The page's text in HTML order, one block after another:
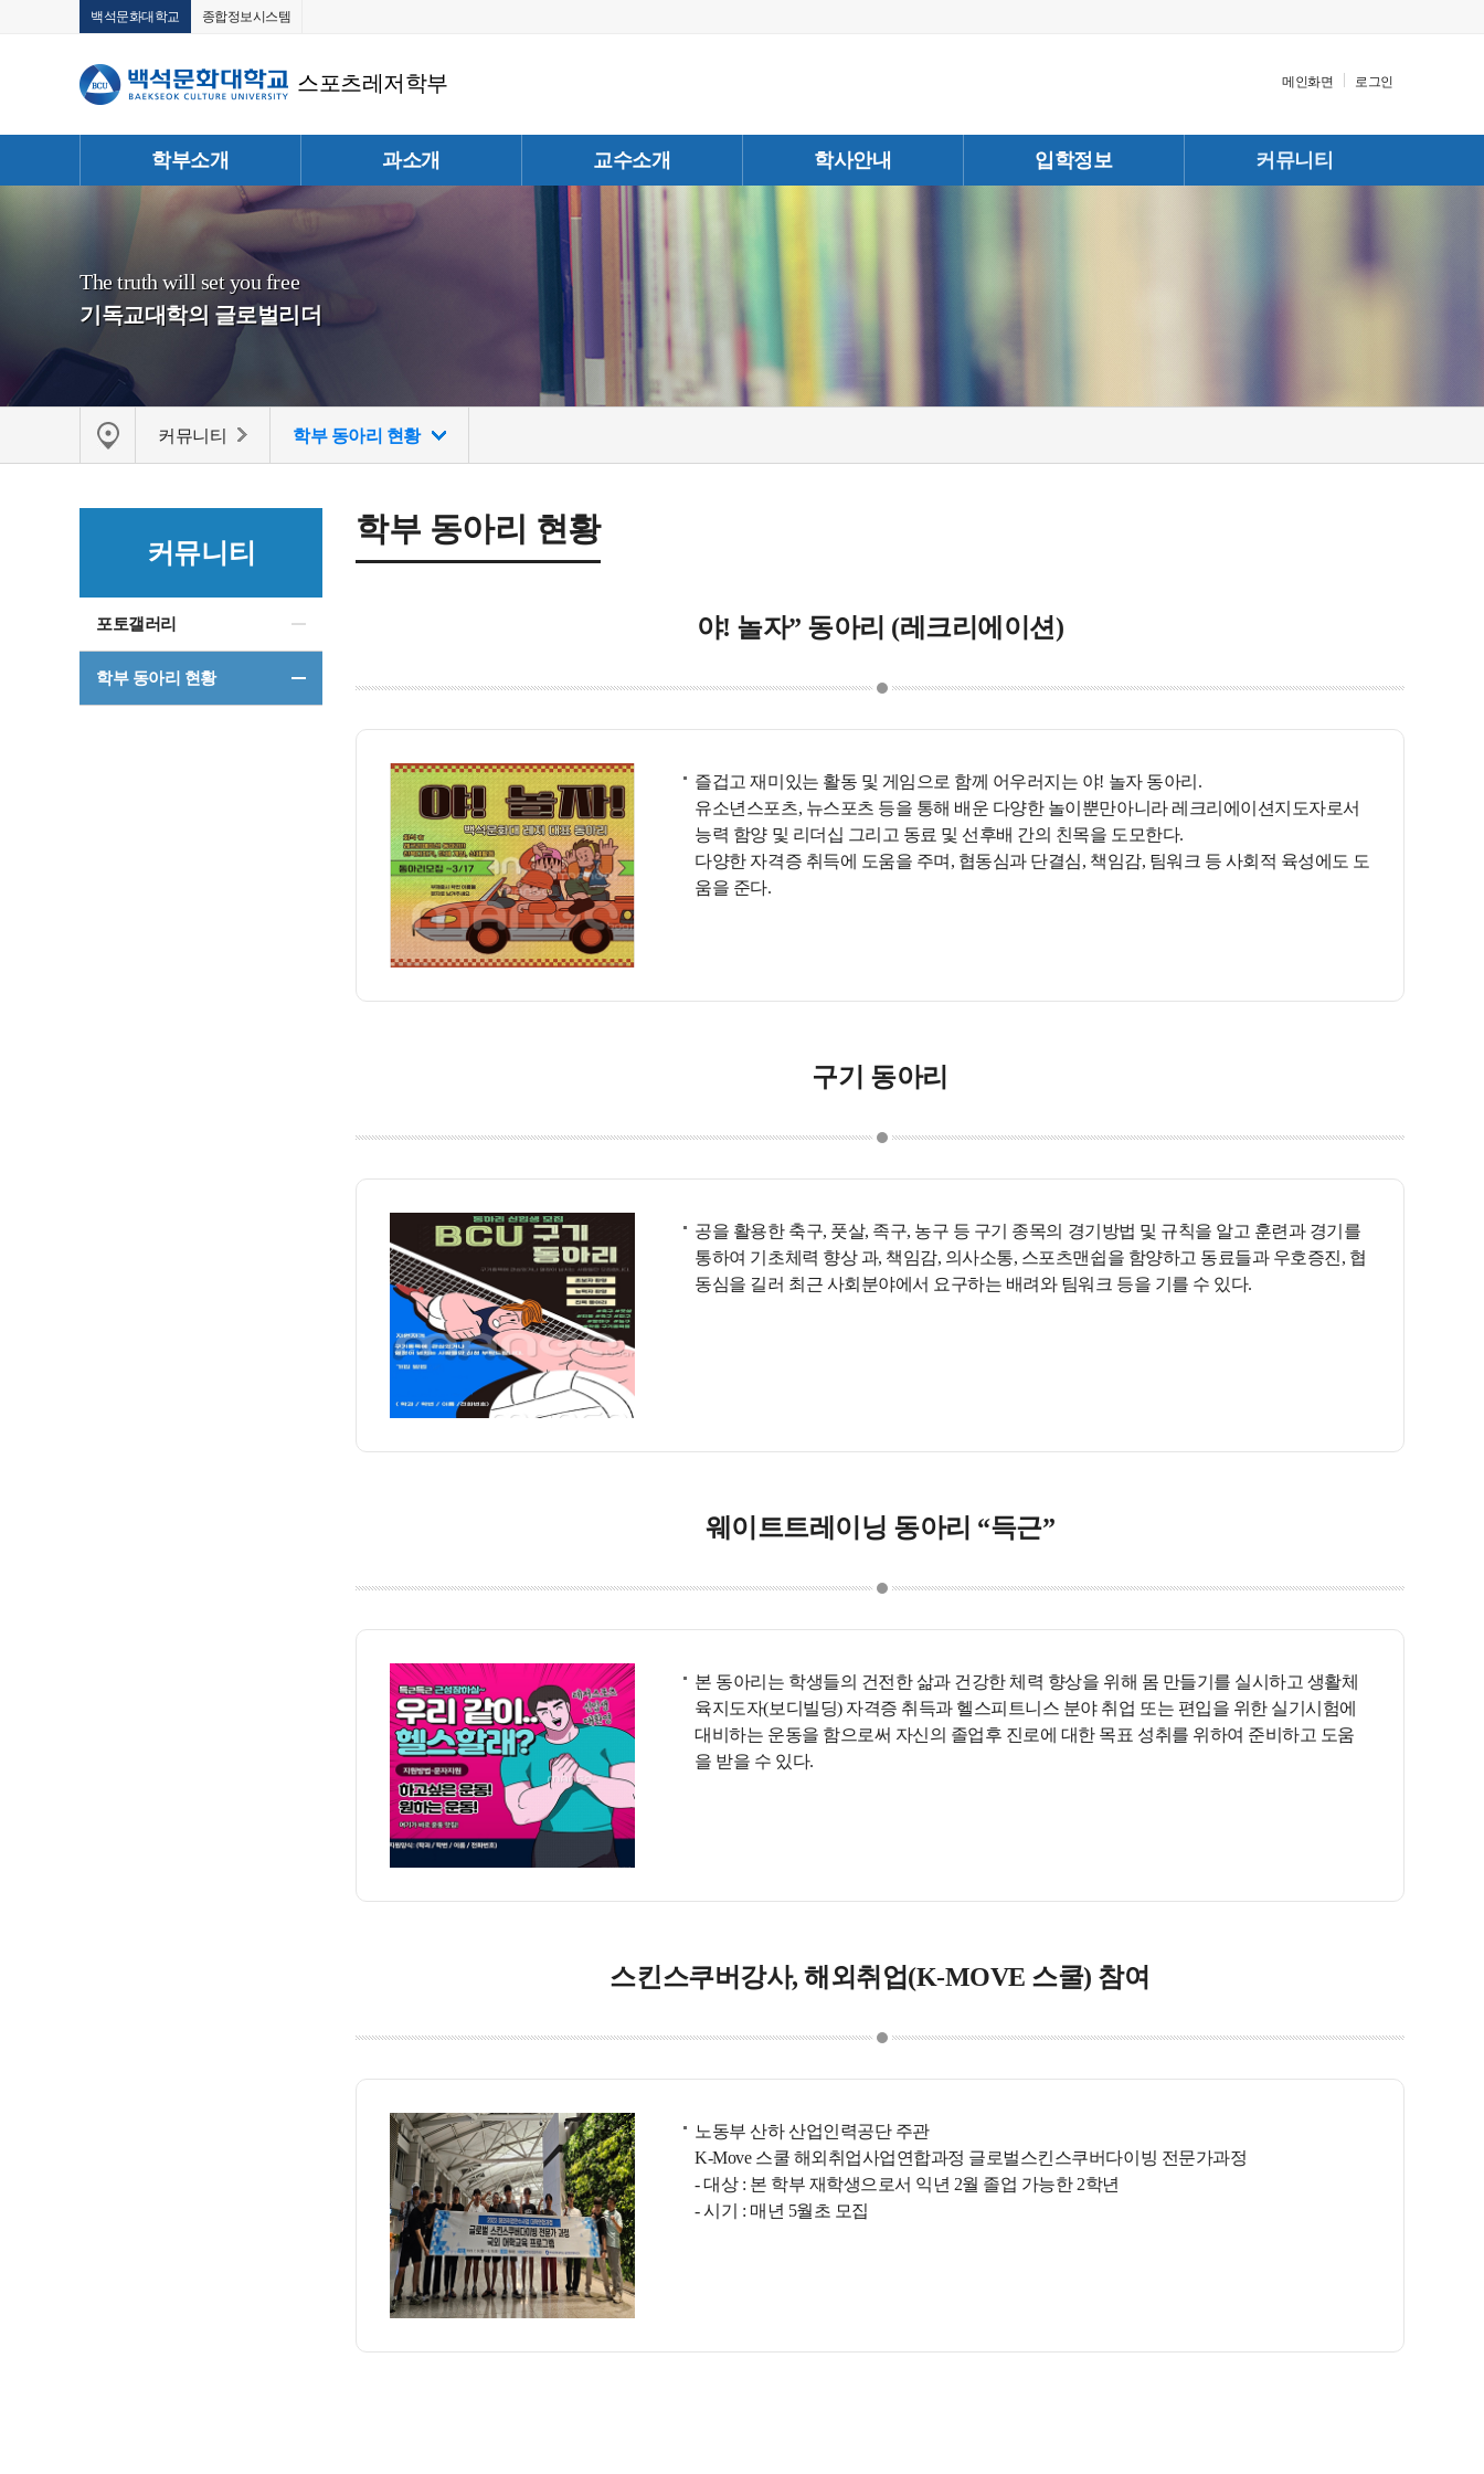
백석문화대학교 종합정보시스템
스포츠레저학부 메인화면 로그인
학부소개 과소개 교수소개 학사안내 입학정보 커뮤니티
The truth will set you free
기독교대학의 글로벌리더
커뮤니티 학부 동아리 현황
커뮤니티
포토갤러리
학부 동아리 현황
학부 동아리 현황
야! 놀자” 동아리 (레크리에이션)
즐겁고 재미있는 활동 및 게임으로 함께 어우러지는 야! 놀자 동아리.
유소년스포츠, 뉴스포츠 등을 통해 배운 다양한 놀이뿐만아니라 레크리에이션지도자로서
능력 함양 및 리더십 그리고 동료 및 선후배 간의 친목을 도모한다.
다양한 자격증 취득에 도움을 주며, 협동심과 단결심, 책임감, 팀워크 등 사회적 육성에도 도
움을 준다.
구기 동아리
공을 활용한 축구, 풋살, 족구, 농구 등 구기 종목의 경기방법 및 규칙을 알고 훈련과 경기를
통하여 기초체력 향상 과, 책임감, 의사소통, 스포츠맨쉽을 함양하고 동료들과 우호증진, 협
동심을 길러 최근 사회분야에서 요구하는 배려와 팀워크 등을 기를 수 있다.
웨이트트레이닝 동아리 “득근”
본 동아리는 학생들의 건전한 삶과 건강한 체력 향상을 위해 몸 만들기를 실시하고 생활체
육지도자(보디빌딩) 자격증 취득과 헬스피트니스 분야 취업 또는 편입을 위한 실기시험에
대비하는 운동을 함으로써 자신의 졸업후 진로에 대한 목표 성취를 위하여 준비하고 도움
을 받을 수 있다.
스킨스쿠버강사, 해외취업(K-MOVE 스쿨) 참여
노동부 산하 산업인력공단 주관
K-Move 스쿨 해외취업사업연합과정 글로벌스킨스쿠버다이빙 전문가과정
- 대상 : 본 학부 재학생으로서 익년 2월 졸업 가능한 2학년
- 시기 : 매년 5월초 모집